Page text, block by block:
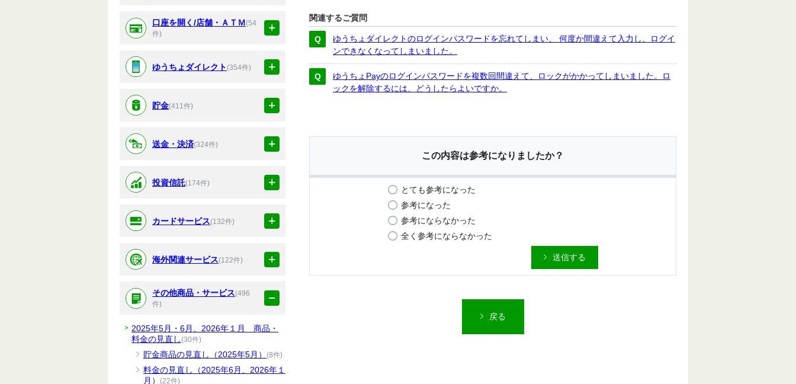
口座を開く/店舗・ＡＴＭ(54
件)
ゆうちょダイレクト(354件)
貯金(411件)
送金・決済(324件)
投資信託(174件)
カードサービス(132件)
海外関連サービス(122件)
その他商品・サービス(496
件)
2025年5月・6月、2026年１月 商品・
料金の見直し(30件)
貯金商品の見直し（2025年5月） (8件)
料金の見直し（2025年6月、2026年１
月） (22件)
関連するご質問
ゆうちょダイレクトのログインパスワードを忘れてしまい、 何度か間違えて入力し、ログイ
ンできなくなってしまいました。
ゆうちょPayのログインパスワードを複数回間違えて、ロックがかかってしまいました。ロ
ックを解除するには、どうしたらよいですか。
この内容は参考になりましたか？
とても参考になった
参考になった
参考にならなかった
全く参考にならなかった
送信する
戻る